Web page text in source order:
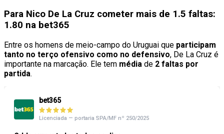
Para Nico De La Cruz cometer mais de 1.5 faltas:
1.80 na bet365
Entre os homens de meio-campo do Uruguai que participam
tanto no terço ofensivo como no defensivo, De La Cruz é
importante na marcação. Ele tem média de 2 faltas por
partida.